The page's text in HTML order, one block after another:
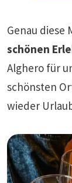
Genau diese
schönen
Alghero für
schönsten
wieder